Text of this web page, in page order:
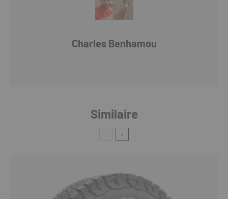
Charles Benhamou
Similaire